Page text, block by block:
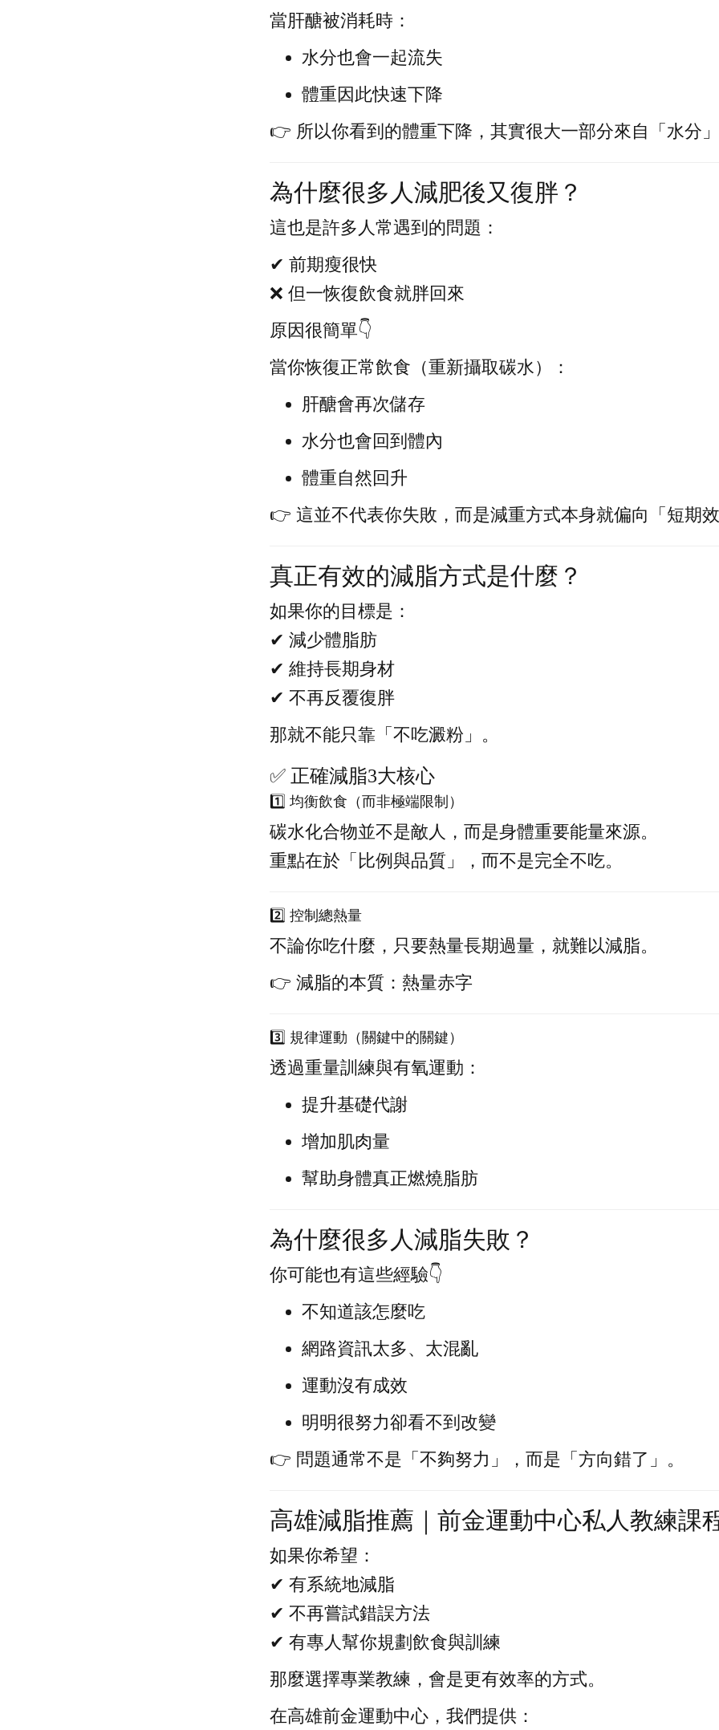
當肝醣被消耗時：
水分也會一起流失
體重因此快速下降
👉 所以你看到的體重下降，其實很大一部分來自「水分
為什麼很多人減肥後又復胖？
這也是許多人常遇到的問題：
✔ 前期瘦很快
❌ 但一恢復飲食就胖回來
原因很簡單👇
當你恢復正常飲食（重新攝取碳水）：
肝醣會再次儲存
水分也會回到體內
體重自然回升
👉 這並不代表你失敗，而是減重方式本身就偏向「短期
真正有效的減脂方式是什麼？
如果你的目標是：
✔ 減少體脂肪
✔ 維持長期身材
✔ 不再反覆復胖
那就不能只靠「不吃澱粉」。
✅ 正確減脂3大核心
1️⃣ 均衡飲食（而非極端限制）
碳水化合物並不是敵人，而是身體重要能量來源。
重點在於「比例與品質」，而不是完全不吃。
2️⃣ 控制總熱量
不論你吃什麼，只要熱量長期過量，就難以減脂。
👉 減脂的本質：熱量赤字
3️⃣ 規律運動（關鍵中的關鍵）
透過重量訓練與有氧運動：
提升基礎代謝
增加肌肉量
幫助身體真正燃燒脂肪
為什麼很多人減脂失敗？
你可能也有這些經驗👇
不知道該怎麼吃
網路資訊太多、太混亂
運動沒有成效
明明很努力卻看不到改變
👉 問題通常不是「不夠努力」，而是「方向錯了」。
高雄減脂推薦｜前金運動中心私人教練課
如果你希望：
✔ 有系統地減脂
✔ 不再嘗試錯誤方法
✔ 有專人幫你規劃飲食與訓練
那麼選擇專業教練，會是更有效率的方式。
在高雄前金運動中心，我們提供：